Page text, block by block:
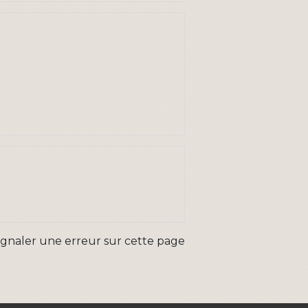
une erreur sur cette page